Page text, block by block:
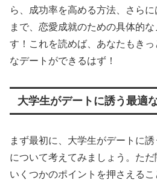
ら、成功率を高める方法、さら
まで、恋愛成就のための具体的
す！これを読めば、あなたもき
なデートができるはず！
大学生がデートに誘う最適
まず最初に、大学生がデートに
について考えてみましょう。ただ
いくつかのポイントを押さえる